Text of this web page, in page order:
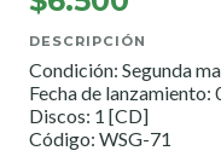
DESCRIPCIÓN
Condición: Segunda
Fecha de
Discos: 1 [CD]
Código: WSG-71